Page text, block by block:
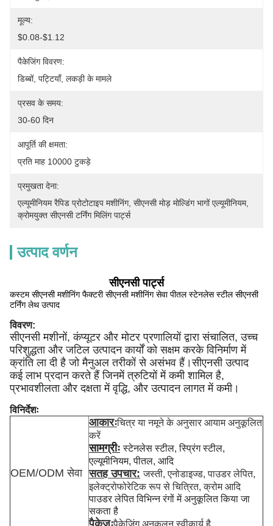
मूल्य:
$0.08-$1.12
पैकेजिंग विवरण:
डिब्बों, पट्टियाँ, लकड़ी के मामले
प्रसव के समय:
30-60 दिन
आपूर्ति की क्षमता:
प्रति माह 10000 टुकड़े
प्रमुखता देना:
एल्यूमीनियम रैपिड प्रोटोटाइप मशीनिंग, सीएनसी मोड़ मोल्डिंग भागों एल्यूमीनियम,
क्रोमयुक्त सीएनसी टर्निंग मिलिंग पार्ट्स
उत्पाद वर्णन
सीएनसी पार्ट्स
कस्टम सीएनसी मशीनिंग फैक्टरी सीएनसी मशीनिंग सेवा पीतल स्टेनलेस स्टील सीएनसी
टर्निंग लेथ उत्पाद
विवरण:
सीएनसी मशीनों, कंप्यूटर और मोटर प्रणालियों द्वारा संचालित, उच्च
परिशुद्धता और जटिल उत्पादन कार्यों को सक्षम करके विनिर्माण में
क्रांति ला दी है जो मैनुअल तरीकों से असंभव हैं।सीएनसी उत्पाद
कई लाभ प्रदान करते हैं जिनमें त्रुटियों में कमी शामिल है,
प्रभावशीलता और दक्षता में वृद्धि, और उत्पादन लागत में कमी।
विनिर्देशः
OEM/ODM सेवा
आकारःचित्र या नमूने के अनुसार आयाम अनुकूलित
करें
सामग्रीः स्टेनलेस स्टील, स्प्रिंग स्टील,
एल्यूमीनियम, पीतल, आदि
सतह उपचार: जस्ती, एनोडाइज्ड, पाउडर लेपित,
इलेक्ट्रोफोरेटिक रूप से चित्रित, क्रोम आदि
पाउडर लेपित विभिन्न रंगों में अनुकूलित किया जा
सकता है
पैकेजःपैकेजिंग अनुकूलन स्वीकार्य है